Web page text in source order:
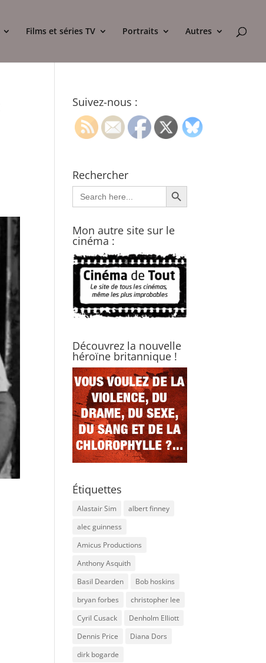
Films et séries TV Portraits Autres
Suivez-nous :
Rechercher
Search
for:
Search Button
Mon autre site sur le
cinéma :
Découvrez la nouvelle
héroïne britannique !
Étiquettes
Alastair Sim
albert finney
alec guinness
Amicus Productions
Anthony Asquith
Basil Dearden
Bob hoskins
bryan forbes
christopher lee
Cyril Cusack
Denholm Elliott
Dennis Price
Diana Dors
dirk bogarde